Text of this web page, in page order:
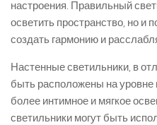
настроения. Правильный
осветить пространство, но и
создать гармонию и
Настенные светильники, в
быть расположены на уровне
более интимное и мягкое
светильники могут быть